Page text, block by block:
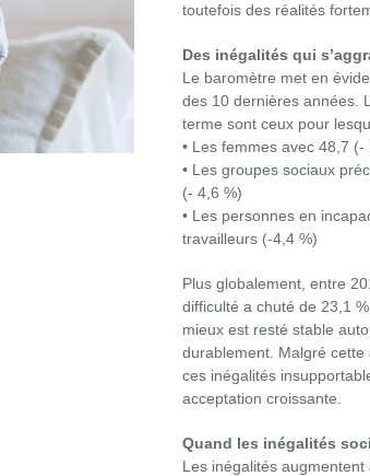
toutefois des réalités
Des inégalités qui
Le baromètre met en
des 10 dernières années.
terme sont ceux pour
• Les femmes avec 48,7
• Les groupes sociaux
(- 4,6 %)
• Les personnes en
travailleurs (-4,4 %)
Plus globalement, entre
difficulté a chuté de 23,1
mieux est resté stable
durablement. Malgré
ces inégalités
acceptation croissante.
Quand les inégalités
Les inégalités augmentent